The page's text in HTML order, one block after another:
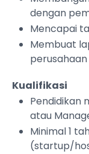
dengan
Mencapai
Membuat
perusahaan
Kualifikasi
Pendidikan
atau
Minimal 1
(startup/